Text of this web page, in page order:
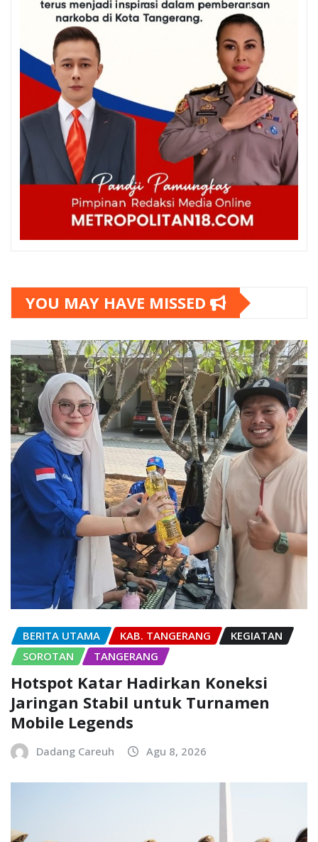
YOU MAY HAVE MISSED
BERITA UTAMA KAB. TANGERANG
KEGIATAN
SOROTAN
TANGERANG
Hotspot Katar Hadirkan Koneksi
Jaringan Stabil untuk Turnamen
Mobile Legends
Dadang Careuh Agu 8, 2026